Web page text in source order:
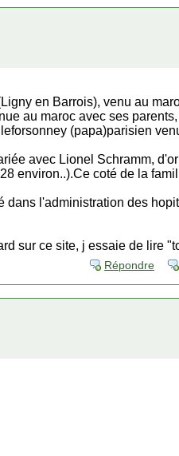
en Barrois), venu au
au maroc avec ses
(papa)parisien
avec Lionel Schramm,
environ..).Ce coté de la
dans l'administration des
sur ce site, j essaie de lire
Répondre